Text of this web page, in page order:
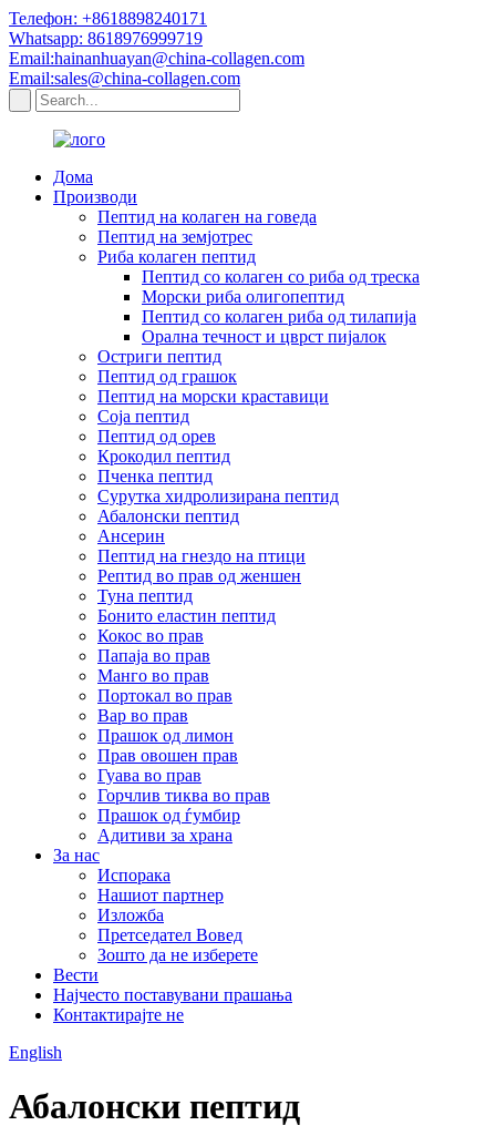
Телефон: +8618898240171
Whatsapp: 8618976999719
Email:hainanhuayan@china-collagen.com
Email:sales@china-collagen.com
Дома
Производи
Пептид на колаген на говеда
Пептид на земјотрес
Риба колаген пептид
Пептид со колаген со риба од треска
Морски риба олигопептид
Пептид со колаген риба од тилапија
Орална течност и цврст пијалок
Остриги пептид
Пептид од грашок
Пептид на морски краставици
Соја пептид
Пептид од орев
Крокодил пептид
Пченка пептид
Сурутка хидролизирана пептид
Абалонски пептид
Ансерин
Пептид на гнездо на птици
Pептид во прав од женшен
Туна пептид
Бонито еластин пептид
Кокос во прав
Папаја во прав
Манго во прав
Портокал во прав
Вар во прав
Прашок од лимон
Прав овошен прав
Гуава во прав
Горчлив тиква во прав
Прашок од ѓумбир
Адитиви за храна
За нас
Испорака
Нашиот партнер
Изложба
Претседател Вовед
Зошто да не изберете
Вести
Најчесто поставувани прашања
Контактирајте не
English
Абалонски пептид